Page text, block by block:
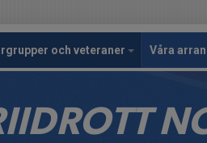
och veteraner Våra